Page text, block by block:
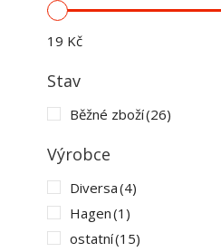
19 Kč
Stav
Běžné zboží(26)
Výrobce
Diversa(4)
Hagen(1)
ostatní(15)